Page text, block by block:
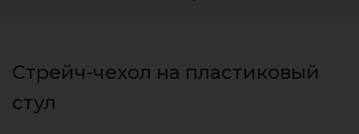
Стрейч-чехол на пластиковый
стул